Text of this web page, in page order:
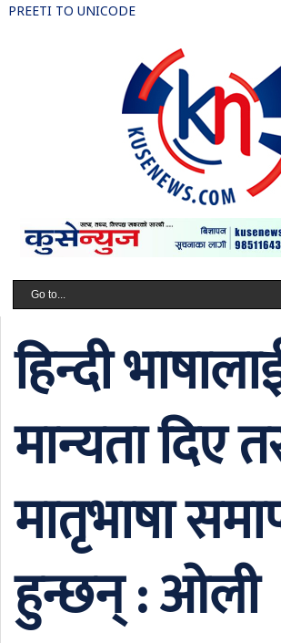
PREETI TO UNICODE
हिन्दी
मान्यता दिए
मातृभाषा
हुन्छन् : ओली